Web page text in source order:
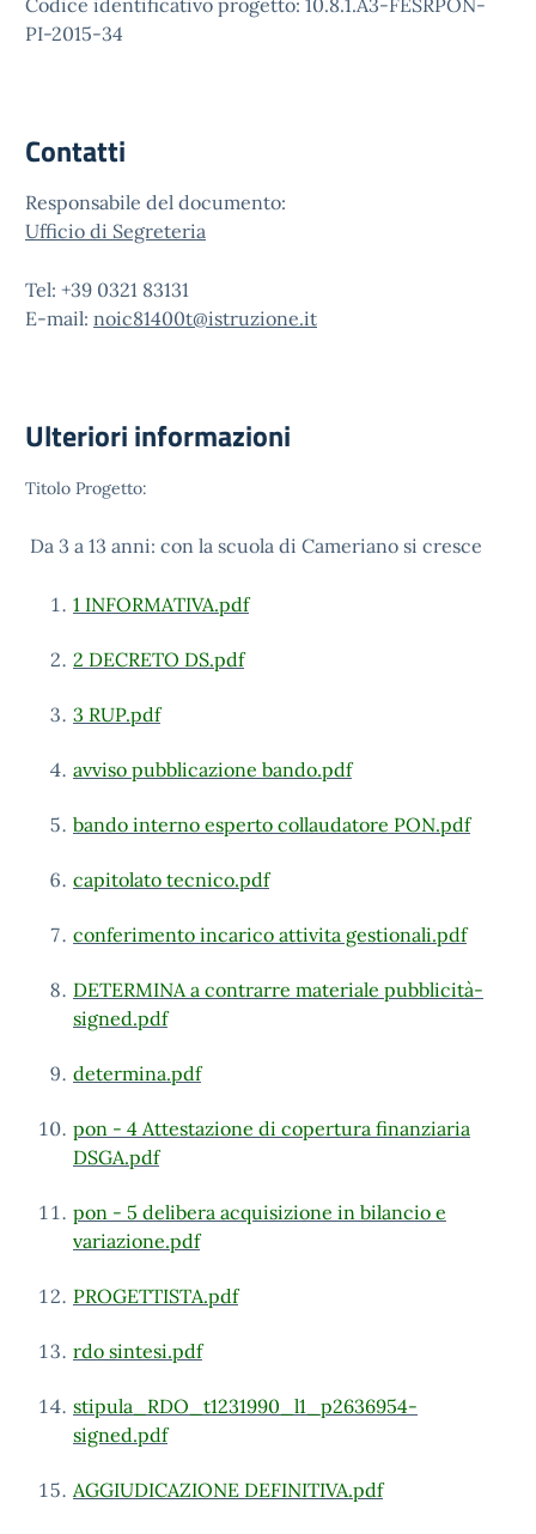
Codice identificativo progetto: 10.8.1.A3-FESRPON-
PI-2015-34
Contatti
Responsabile del documento:
Ufficio di Segreteria
Tel: +39 0321 83131
E-mail: noic81400t@istruzione.it
Ulteriori informazioni
Titolo Progetto:
Da 3 a 13 anni: con la scuola di Cameriano si cresce
1 INFORMATIVA.pdf
2 DECRETO DS.pdf
3 RUP.pdf
avviso pubblicazione bando.pdf
bando interno esperto collaudatore PON.pdf
capitolato tecnico.pdf
conferimento incarico attivita gestionali.pdf
DETERMINA a contrarre materiale pubblicità-
signed.pdf
determina.pdf
pon - 4 Attestazione di copertura finanziaria
DSGA.pdf
pon - 5 delibera acquisizione in bilancio e
variazione.pdf
PROGETTISTA.pdf
rdo sintesi.pdf
stipula_RDO_t1231990_l1_p2636954-
signed.pdf
AGGIUDICAZIONE DEFINITIVA.pdf